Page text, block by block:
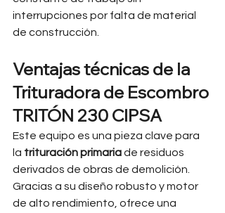
interrupciones por falta de material
de construcción.
Ventajas técnicas de la
Trituradora de Escombro
TRITÓN 230 CIPSA
Este equipo es una pieza clave para
la trituración primaria de residuos
derivados de obras de demolición.
Gracias a su diseño robusto y motor
de alto rendimiento, ofrece una